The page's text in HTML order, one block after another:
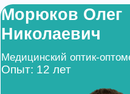
Морюков Олег
Николаевич
Медицинский оптик-
Опыт: 12 лет